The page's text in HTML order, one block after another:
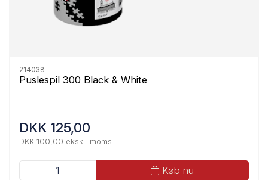
214038
Puslespil 300 Black & White
DKK 125,00
DKK 100,00 ekskl. moms
Køb nu